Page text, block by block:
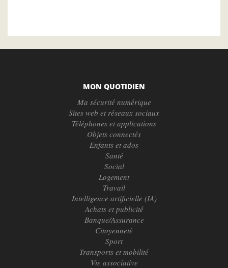
MON QUOTIDIEN
Ma sécurité numérique
Sites web et réseaux sociaux
Téléphones et applications
Objets connectés
Enfants et ados
Santé
Social
Logement
Travail
Intelligence artificielle (IA)
Achats et publicité
Banque/Assurance
Citoyenneté
Sport
Transports et mobilité
Vie associative